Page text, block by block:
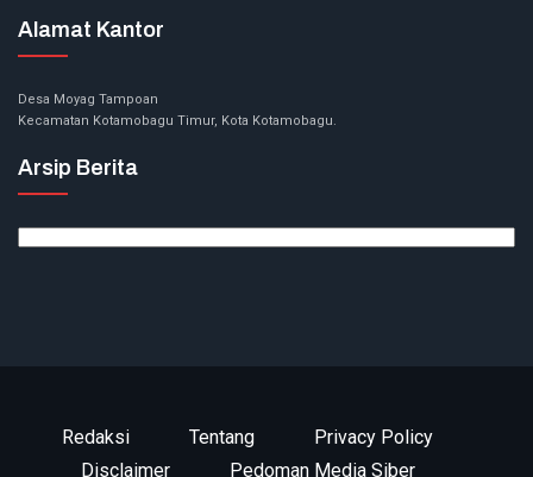
Alamat Kantor
Desa Moyag Tampoan
Kecamatan Kotamobagu Timur, Kota Kotamobagu.
Arsip Berita
Redaksi Tentang
Privacy Policy
Disclaimer
Pedoman Media Siber